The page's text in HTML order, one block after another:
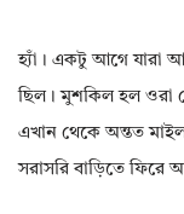
হ্যাঁ। একটু আগে যারা
ছিল। মুশকিল হল ওরা
এখান থেকে অন্তত মাইল
সরাসরি বাড়িতে